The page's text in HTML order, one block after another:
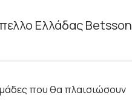
Ελλάδας Betsson
που θα πλαισιώσουν